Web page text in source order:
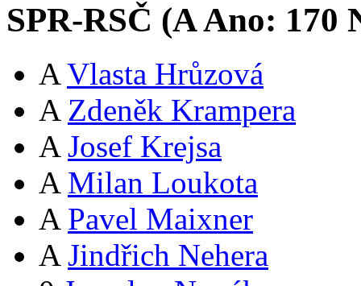
SPR-RSČ (AAno: 170
A Vlasta Hrůzová
A Zdeněk Krampera
A Josef Krejsa
A Milan Loukota
A Pavel Maixner
A Jindřich Nehera